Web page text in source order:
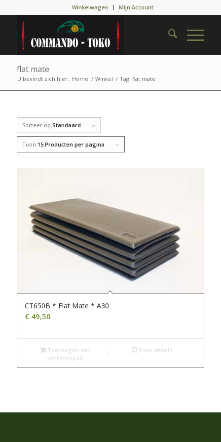
Winkelwagen Mijn Account
flat mate
U bevindt zich hier: Home / Winkel / Tag: flat mate
Sorteer op Standaard
Toon 15 Producten per pagina
CT650B * Flat Mate * A30
€49,50
Toevoegen aan
winkelwagen
Toon details